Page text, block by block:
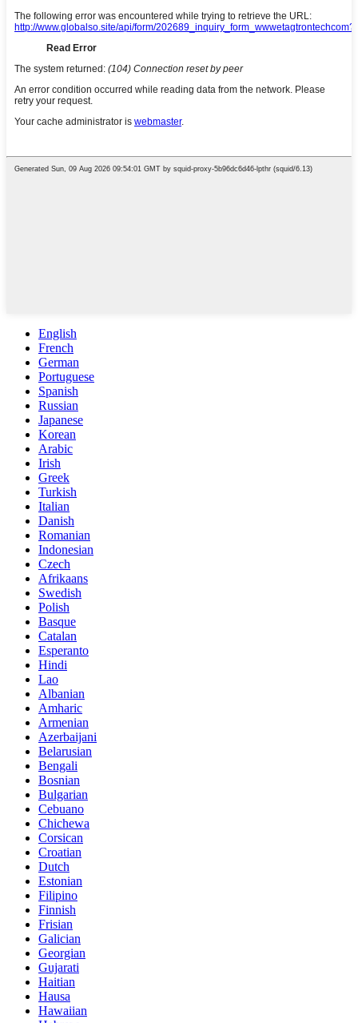
English
French
German
Portuguese
Spanish
Russian
Japanese
Korean
Arabic
Irish
Greek
Turkish
Italian
Danish
Romanian
Indonesian
Czech
Afrikaans
Swedish
Polish
Basque
Catalan
Esperanto
Hindi
Lao
Albanian
Amharic
Armenian
Azerbaijani
Belarusian
Bengali
Bosnian
Bulgarian
Cebuano
Chichewa
Corsican
Croatian
Dutch
Estonian
Filipino
Finnish
Frisian
Galician
Georgian
Gujarati
Haitian
Hausa
Hawaiian